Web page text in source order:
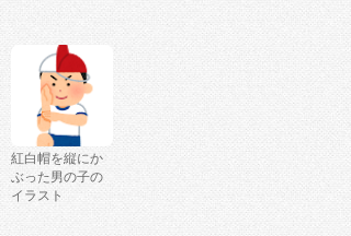
紅白帽を縦にか
ぶった男の子の
イラスト